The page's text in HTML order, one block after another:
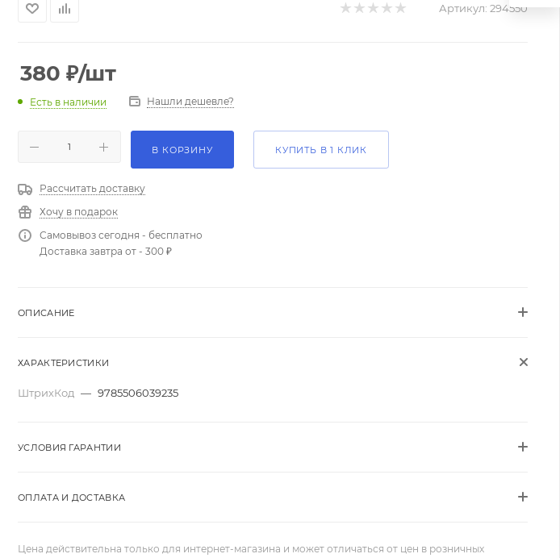
Артикул: 294550
380 ₽/шт
Есть в наличии Нашли дешевле?
В КОРЗИНУ КУПИТЬ В 1 КЛИК
Рассчитать доставку
Хочу в подарок
Самовывоз сегодня - бесплатно
Доставка завтра от - 300 ₽
ОПИСАНИЕ
ХАРАКТЕРИСТИКИ
ШтрихКод — 9785506039235
УСЛОВИЯ ГАРАНТИИ
ОПЛАТА И ДОСТАВКА
Цена действительна только для интернет-магазина и может отличаться от цен в розничных